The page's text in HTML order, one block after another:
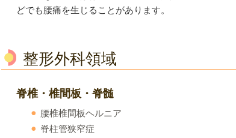
どでも腰痛を生じることがあります。
整形外科領域
脊椎・椎間板・脊髄
腰椎椎間板ヘルニア
脊柱管狭窄症